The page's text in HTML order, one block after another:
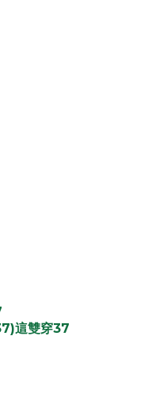
這雙穿37